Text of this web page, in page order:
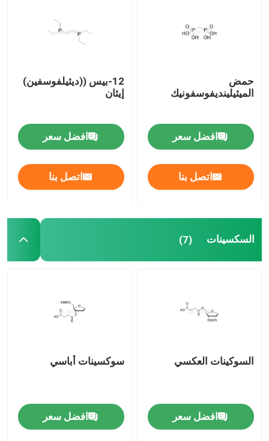
مادة الـ mRNA الخام
النيوكليوسيدات
التشخيص الجزيئي
الأصباغ الفلوريسنتية
مُستجيبات توليف الأوليغو
حمض
الميثيلينديفوسفونيك
افضل سعر
اتصل بنا
12-بيس ((ديثيلفوسفين)
إيثان
افضل سعر
اتصل بنا
السكسينات (7)
السوكينات العكسي
افضل سعر
سوكسينات أباسي
افضل سعر